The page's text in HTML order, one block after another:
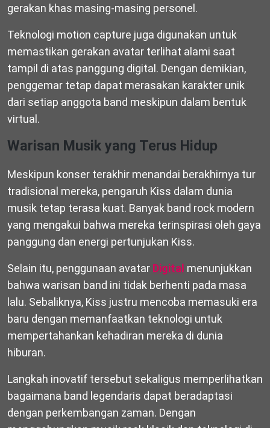
gerakan khas masing-masing personel.
Teknologi motion capture juga digunakan untuk
memastikan gerakan avatar terlihat alami saat
tampil di atas panggung digital. Dengan demikian,
penggemar tetap dapat merasakan karakter unik
dari setiap anggota band meskipun dalam bentuk
virtual.
Warisan Musik yang Terus Hidup
Meskipun konser terakhir menandai berakhirnya tur
tradisional mereka, pengaruh Kiss dalam dunia
musik tetap terasa kuat. Banyak band rock modern
yang mengakui bahwa mereka terinspirasi oleh gaya
panggung dan energi pertunjukan Kiss.
Selain itu, penggunaan avatar Digital menunjukkan
bahwa warisan band ini tidak berhenti pada masa
lalu. Sebaliknya, Kiss justru mencoba memasuki era
baru dengan memanfaatkan teknologi untuk
mempertahankan kehadiran mereka di dunia
hiburan.
Langkah inovatif tersebut sekaligus memperlihatkan
bagaimana band legendaris dapat beradaptasi
dengan perkembangan zaman. Dengan